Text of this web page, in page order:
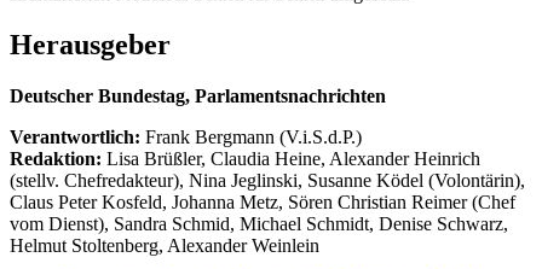
Herausgeber
Deutscher Bundestag, Parlamentsnachrichten
Verantwortlich: Frank Bergmann (V.i.S.d.P.)
Redaktion: Lisa Brüßler, Claudia Heine, Alexander Heinrich
(stellv. Chefredakteur), Nina Jeglinski, Susanne Ködel (Volontärin),
Claus Peter Kosfeld, Johanna Metz, Sören Christian Reimer (Chef
vom Dienst), Sandra Schmid, Michael Schmidt, Denise Schwarz,
Helmut Stoltenberg, Alexander Weinlein